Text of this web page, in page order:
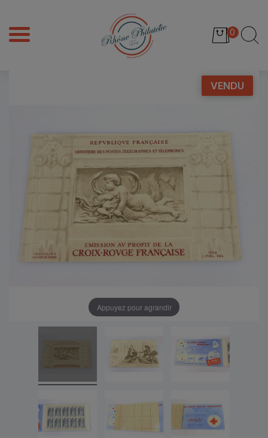
0
VENDU
Appuyez pour agrandir